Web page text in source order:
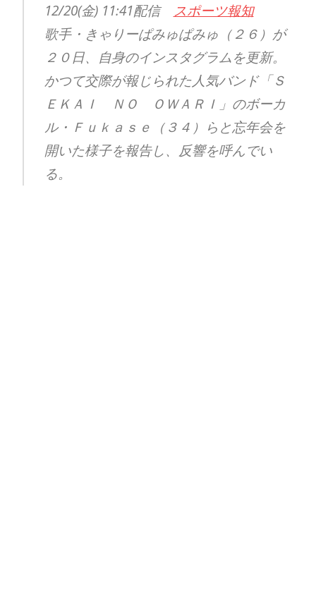
12/20(金) 11:41配信 スポーツ報知
歌手・きゃりーぱみゅぱみゅ（２６）が
２０日、自身のインスタグラムを更新。
かつて交際が報じられた人気バンド「Ｓ
ＥＫＡＩ ＮＯ ＯＷＡＲＩ」のボーカ
ル・Ｆｕｋａｓｅ（３４）らと忘年会を
開いた様子を報告し、反響を呼んでい
る。